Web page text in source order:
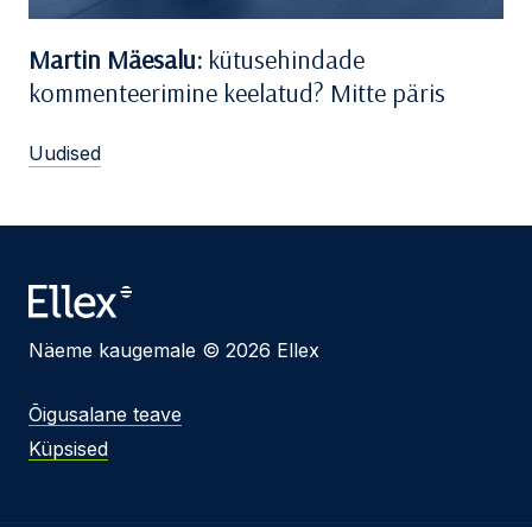
Martin Mäesalu: kütusehindade
kommenteerimine keelatud? Mitte päris
Uudised
Näeme kaugemale © 2026 Ellex
Õigusalane teave
Küpsised